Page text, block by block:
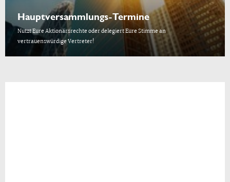
Hauptversammlungs-Termine
Nutzt Eure Aktionärsrechte oder delegiert Eure Stimme an
vertrauenswürdige Vertreter!